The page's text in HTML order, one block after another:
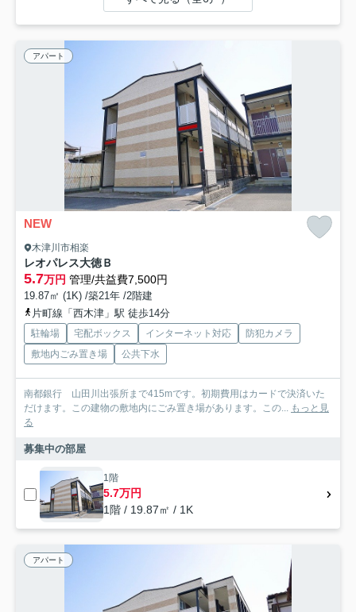
アパート
NEW
木津川市相楽
レオパレス大徳Ｂ
5.7万円 管理/共益費7,500円
19.87㎡ (1K) /築21年 /2階建
片町線「西木津」駅 徒歩14分
駐輪場 宅配ボックス インターネット対応
防犯カメラ
敷地内ごみ置き場
公共下水
南都銀行 山田川出張所まで415mです。初期費用はカードで決済いた
だけます。この建物の敷地内にごみ置き場があります。この... もっと見
る
募集中の部屋
1階
5.7万円
1階 / 19.87㎡ / 1K
アパート